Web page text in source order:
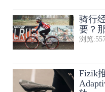
骑行
要？
浏览:
Fizik